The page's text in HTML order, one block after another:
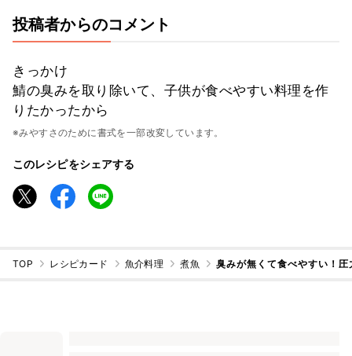
投稿者からのコメント
きっかけ
鯖の臭みを取り除いて、子供が食べやすい料理を作
りたかったから
※みやすさのために書式を一部改変しています。
このレシピをシェアする
TOP レシピカード 魚介料理 煮魚 臭みが無くて食べやすい！